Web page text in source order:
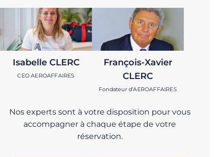
Isabelle CLERC
CEO AEROAFFAIRES
François-Xavier
CLERC
Fondateur d’AEROAFFAIRES
Nos experts sont à votre disposition pour vous
accompagner à chaque étape de votre
réservation.